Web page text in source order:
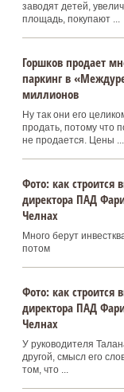
заводят детей,
площадь, покупают ...
Горшков продает
паркинг в
миллионов
Ну так они его
продать, потому что
не продается. Цены ...
Фото: как строится
директора ПАД
Челнах
Много берут
потом
Фото: как строится
директора ПАД
Челнах
У руководителя
другой, смысл его
том, что ...